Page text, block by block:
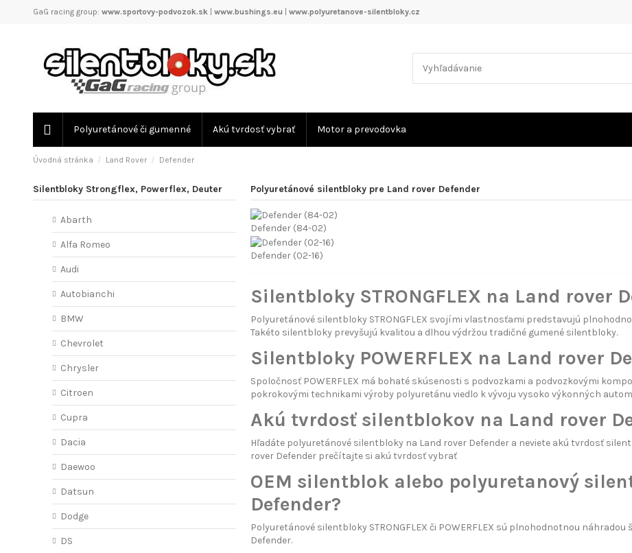
GaG racing group: www.sportovy-podvozok.sk| www.bushings.eu www.polyuretanove-silentbloky.cz
Polyuretánové či gumenné Akú tvrdosť vybrať Motor a prevodovka
Úvodná stránka Land Rover Defender
Polyuretánové silentbloky pre Land rover Defender
Defender (84-02)
Defender (02-16)
Silentbloky STRONGFLEX na Land rover
Polyuretánové silentbloky STRONGFLEX svojími vlastnosťami predstavujú
Takéto silentbloky prevyšujú kvalitou a dlhou výdržou tradičné gumené silentbloky.
Silentbloky POWERFLEX na Land rover
Spoločnosť POWERFLEX má bohaté skúsenosti s podvozkami a podvozkovými
pokrokovými technikami výroby polyuretánu viedlo k vývoju vysoko výkonných
Akú tvrdosť silentblokov na Land rover
Hľadáte polyuretánové silentbloky na Land rover Defender a neviete akú tvrdosť
rover Defender prečítajte si akú tvrdosť vybrať
OEM silentblok alebo polyuretanový
Defender?
Polyuretánové silentbloky STRONGFLEX či POWERFLEX sú plnohodnotnou
Defender.
Silentbloky Strongflex, Powerflex, Deuter
Abarth
Alfa Romeo
Audi
Autobianchi
BMW
Chevrolet
Chrysler
Citroen
Cupra
Dacia
Daewoo
Datsun
Dodge
DS